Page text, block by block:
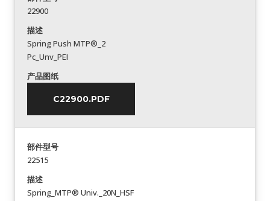
22900
描述
Spring Push MTP®_2
Pc_Unv_PEI
产品图纸
C22900.PDF
部件型号
22515
描述
Spring_MTP® Univ._20N_HSF